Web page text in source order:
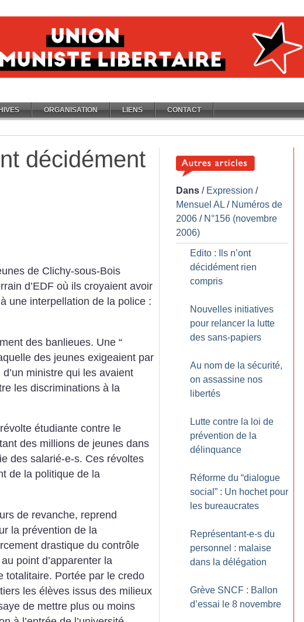
ORGANISATION LIENS CONTACT
décidément
de Clichy-sous-Bois
d’EDF où ils croyaient avoir
une interpellation de la police :
des banlieues. Une “
des jeunes exigeaient par
ministre qui les avaient
les discriminations à la
étudiante contre le
des millions de jeunes dans
des salarié-e-s. Ces révoltes
de la politique de la
de revanche, reprend
la prévention de la
drastique du contrôle
point d’apparenter la
totalitaire. Portée par le credo
les élèves issus des milieux
de mettre plus ou moins
Dans / Expression /
Mensuel AL / Numéros de
2006 / N°156 (novembre
2006)
Edito : Ils n’ont
décidément rien
compris
Nouvelles initiatives
pour relancer la lutte
des sans-papiers
Au nom de la sécurité,
on assassine nos
libertés
Lutte contre la loi de
prévention de la
délinquance
Réforme du “dialogue
social” : Un hochet pour
les bureaucrates
Représentant-e-s du
personnel : malaise
dans la délégation
Grève SNCF : Ballon
d’essai le 8 novembre